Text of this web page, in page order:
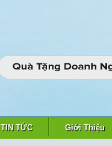
TIN TỨC Giới Thiệu